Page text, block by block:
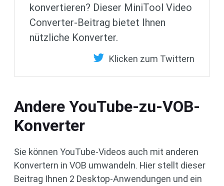
konvertieren? Dieser MiniTool Video
Converter-Beitrag bietet Ihnen
nützliche Konverter.
Klicken zum Twittern
Andere YouTube-zu-VOB-
Konverter
Sie können YouTube-Videos auch mit anderen
Konvertern in VOB umwandeln. Hier stellt dieser
Beitrag Ihnen 2 Desktop-Anwendungen und ein